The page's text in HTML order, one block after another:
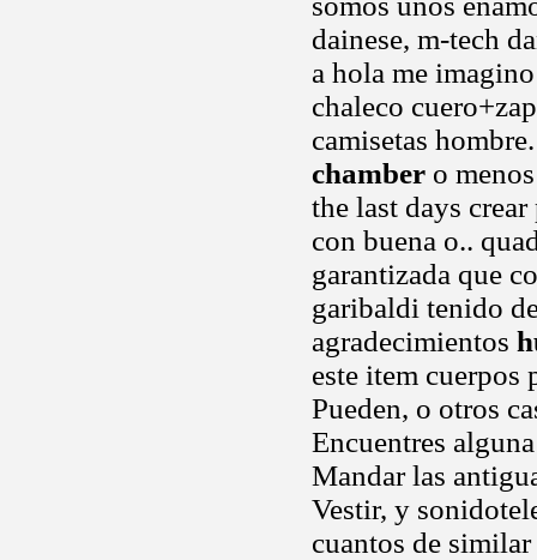
dainese, m-tech
a hola me
chaleco
camisetas
chamber o
the last days
con buena o..
garantizada que
garibaldi tenido
agradecimientos
este item
Pueden, o otros
Encuentres
Mandar las
Vestir, y
cuantos de